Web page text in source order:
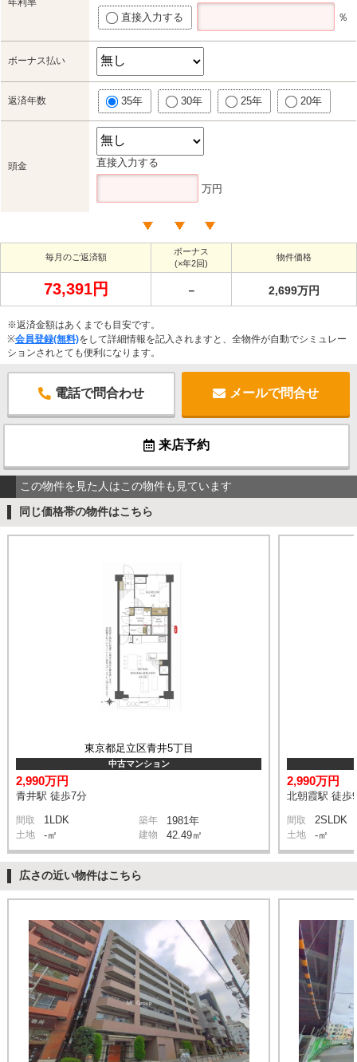
直接入力する ％
ボーナス払い
返済年数 35年 30年 25年 20年
頭金 直接入力する
万円
毎月のご返済額
ボーナス
(×年2回)
物件価格
73,391円 － 2,699万円
※返済金額はあくまでも目安です。
※会員登録(無料)をして詳細情報を記入されますと、全物件が自動でシミュレー
ションされとても便利になります。
電話で問合わせ メールで問合せ
来店予約
この物件を見た人はこの物件も見ています
同じ価格帯の物件はこちら
東京都足立区青井5丁目
中古マンション
2,990万円
青井駅 徒歩7分
間取 1LDK 築年 1981年
土地 -㎡ 建物 42.49㎡
2,990万円
北朝霞駅 徒歩
間取 2SLDK
土地 -㎡
広さの近い物件はこちら